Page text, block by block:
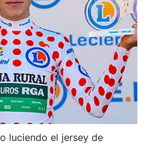
luciendo el jersey de